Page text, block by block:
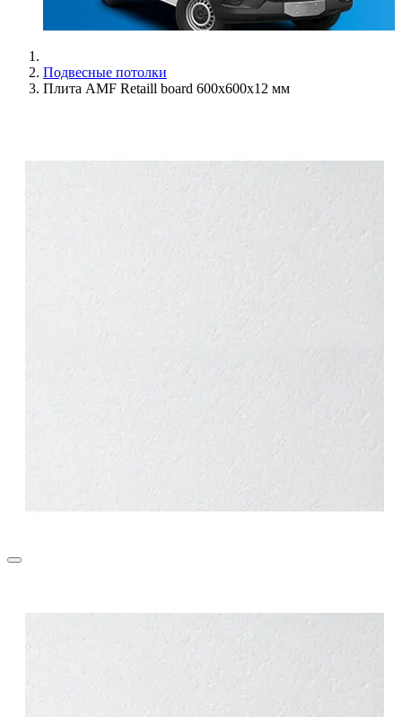
Подвесные потолки
Плита AMF Retaill board 600х600х12 мм